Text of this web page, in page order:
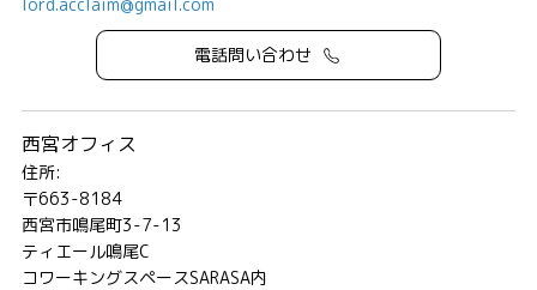
電話問い合わせ
西宮オフィス
住所:
〒663-8184
西宮市鳴尾町3-7-13
ティエール鳴尾C
コワーキングスペースSARASA内